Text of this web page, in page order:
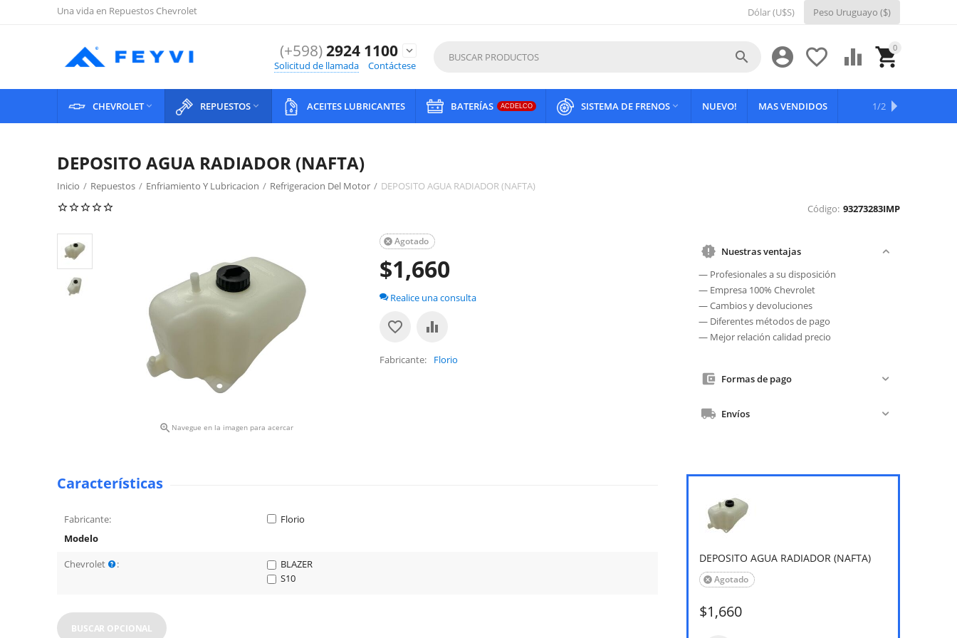
Una vida en Repuestos Chevrolet Dólar (U$S) Peso Uruguayo ($)
(+598)2924 1100
expand_more
Solicitud de llamada
Contáctese
0

 


CHEVROLET REPUESTOS  ACEITES LUBRICANTES BATERÍAS ACDELCO SISTEMA DE FRENOS  NUEVO! MAS VENDIDOS OFERTAS
1/2
DEPOSITO AGUA RADIADOR (NAFTA)
Inicio / Repuestos / Enfriamiento Y Lubricacion / Refrigeracion Del Motor / DEPOSITO AGUA RADIADOR (NAFTA)
Código: 93273283IMP
 Navegue en la imagen para acercar
Agotado

$1,660
Realice una consulta
Fabricante Florio
Nuestras ventajas
— Profesionales a su disposición
— Empresa 100% Chevrolet
— Cambios y devoluciones
— Diferentes métodos de pago
— Mejor relación calidad precio
Formas de pago
Envíos
DEPOSITO AGUA RADIADOR (NAFTA)
Agotado

$1,660
Características
Fabricante:
Florio
Modelo
Chevrolet
:
BLAZER
S10
BUSCAR OPCIONAL